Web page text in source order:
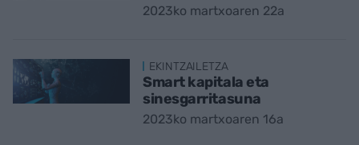
2023ko martxoaren 22a
EKINTZAILETZA
Smart kapitala eta
sinesgarritasuna
2023ko martxoaren 16a